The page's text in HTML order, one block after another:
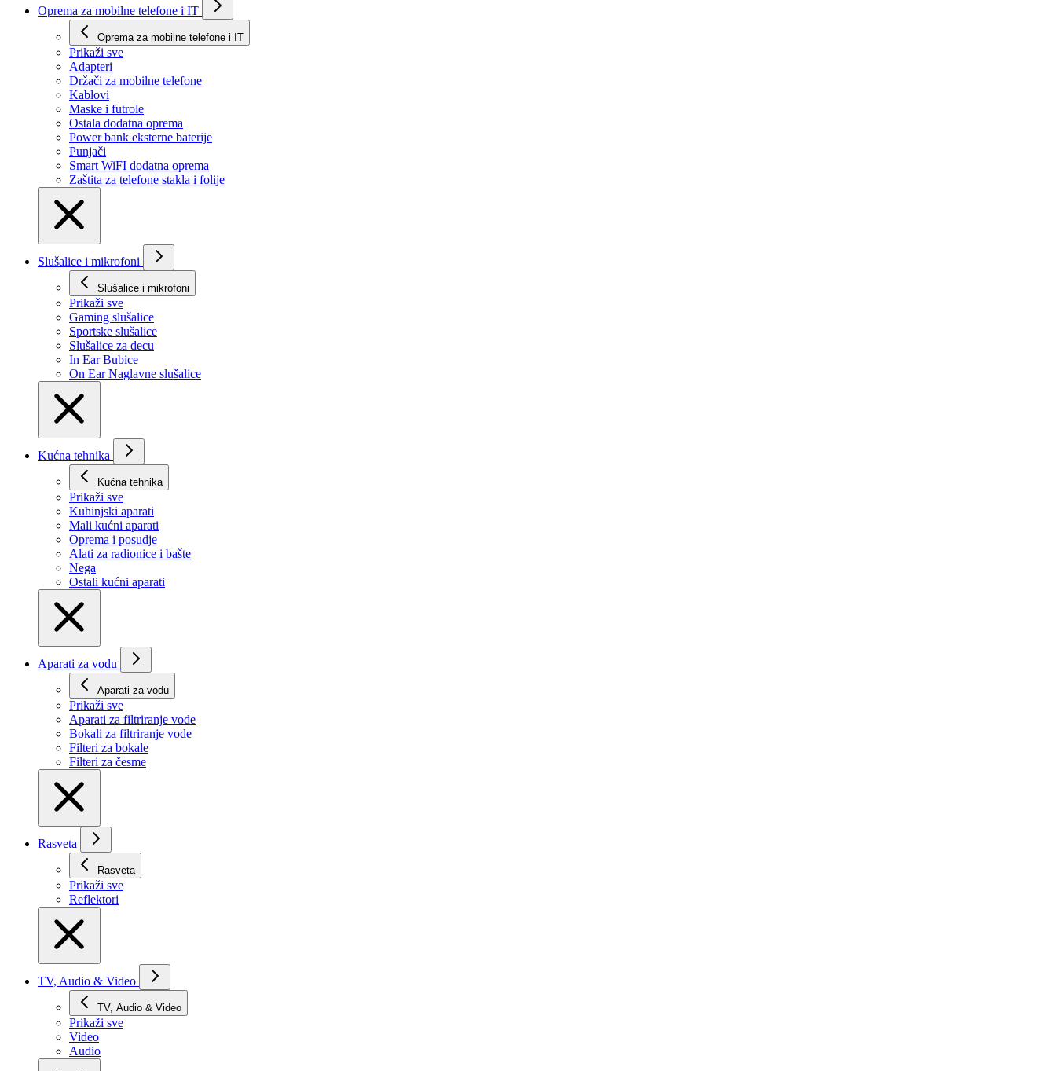
Oprema za mobilne telefone i IT
Oprema za mobilne telefone i IT
Prikaži svе
Adapteri
Držači za mobilne telefone
Kablovi
Maske i futrole
Ostala dodatna oprema
Power bank eksterne baterije
Punjači
Smart WiFI dodatna oprema
Zaštita za telefone stakla i folije
Slušalice i mikrofoni
Slušalice i mikrofoni
Prikaži svе
Gaming slušalice
Sportske slušalice
Slušalice za decu
In Ear Bubice
On Ear Naglavne slušalice
Kućna tehnika
Kućna tehnika
Prikaži svе
Kuhinjski aparati
Mali kućni aparati
Oprema i posudje
Alati za radionice i bašte
Nega
Ostali kućni aparati
Aparati za vodu
Aparati za vodu
Prikaži svе
Aparati za filtriranje vode
Bokali za filtriranje vode
Filteri za bokale
Filteri za česme
Rasveta
Rasveta
Prikaži svе
Reflektori
TV, Audio & Video
TV, Audio & Video
Prikaži svе
Video
Audio